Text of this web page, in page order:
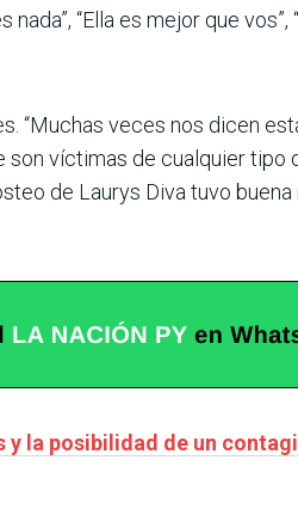
“Ella es mejor que vos”,
“Muchas veces nos dicen
son víctimas de cualquier
de Laurys Diva tuvo
y la posibilidad de un